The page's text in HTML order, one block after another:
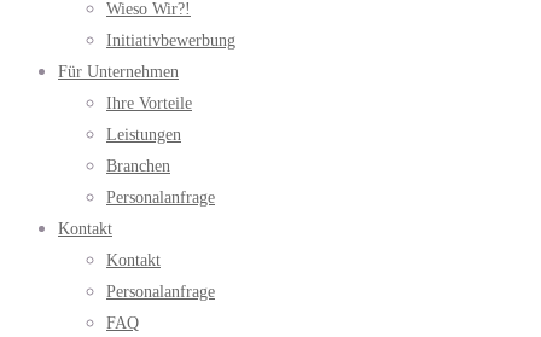
Wieso Wir?!
Initiativbewerbung
Für Unternehmen
Ihre Vorteile
Leistungen
Branchen
Personalanfrage
Kontakt
Kontakt
Personalanfrage
FAQ